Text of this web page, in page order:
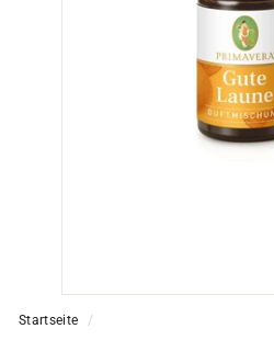
Startseite /